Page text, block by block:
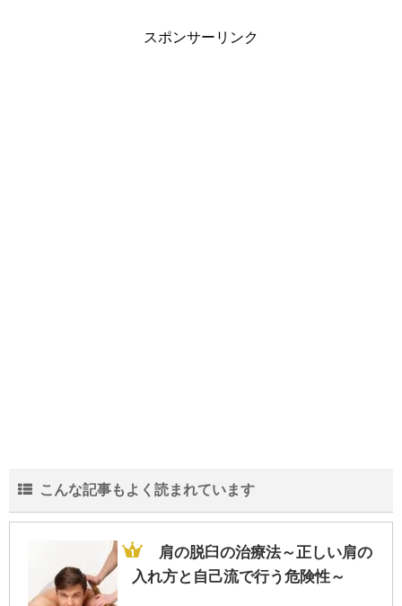
スポンサーリンク
こんな記事もよく読まれています
肩の脱臼の治療法～正しい肩の
入れ方と自己流で行う危険性～